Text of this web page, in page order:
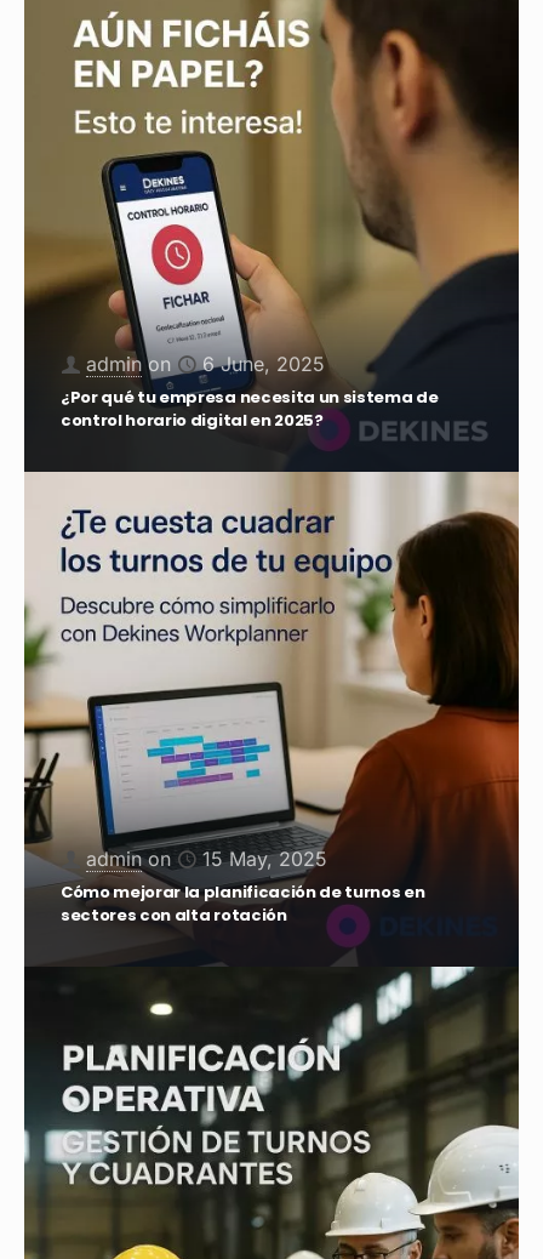
admin on 15 May, 2025
Cómo mejorar la planificación de turnos en
sectores con alta rotación
admin 8 April, 2025
¿Cómo mejorar la planificación de turnos en
entornos complejos?